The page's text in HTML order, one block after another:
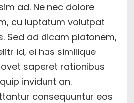
ad. Ne nec dolore
cu luptatum volutpat
Sed ad dicam platonem,
id, ei has similique
saperet rationibus
invidunt an.
consequuntur eos